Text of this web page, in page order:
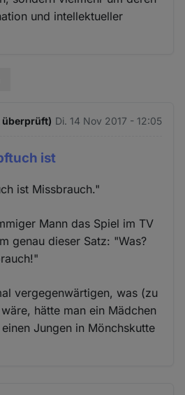
und intellektueller
überprüft) Di. 14 Nov 2017 - 12:05
ist
ist Missbrauch."
Mann das Spiel im TV
genau dieser Satz: "Was?
vergegenwärtigen, was (zu
hätte man ein Mädchen
Jungen in Mönchskutte